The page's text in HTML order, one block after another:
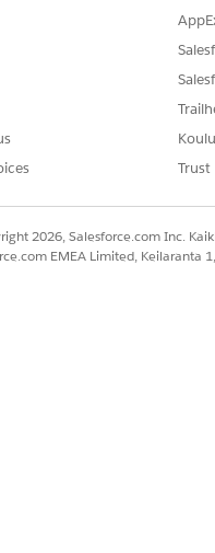
useammin kuin kerran
resurssit,
datavirrasta
kuin voit ottaa
käyttöön
käyttöönotto
Trust
2026, Salesforce.com Inc.
EMEA Limited, Keilaranta